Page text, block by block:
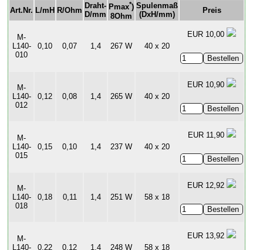
Art.Nr. L/mH R/Ohm
Draht-
D/mm
Pmax*)
8Ohm
Spulenmaß
(DxH/mm)
Preis
M-
L140-
010
0,10 0,07 1,4 267 W 40 x 20
EUR 10,00
M-
L140-
012
0,12 0,08 1,4 265 W 40 x 20
EUR 10,90
M-
L140-
015
0,15 0,10 1,4 237 W 40 x 20
EUR 11,90
M-
L140-
018
0,18 0,11 1,4 251 W 58 x 18
EUR 12,92
M-
L140-
0,22 0,12 1,4 248 W 58 x 18
EUR 13,92